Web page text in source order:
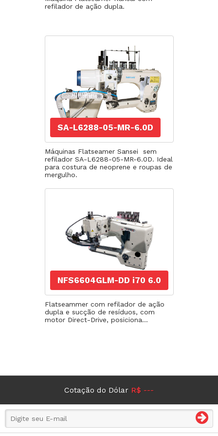
refilador de ação dupla.
SA-L6288-05-MR-6.0D
Máquinas Flatseamer Sansei sem
refilador SA-L6288-05-MR-6.0D. Ideal
para costura de neoprene e roupas de
mergulho.
NFS6604GLM-DD i70 6.0
Flatseammer com refilador de ação
dupla e sucção de resíduos, com
motor Direct-Drive, posiciona...
Cotação do Dólar R$ ---